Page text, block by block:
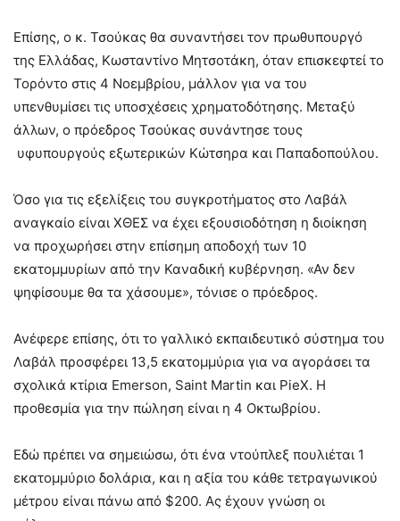
Επίσης, ο κ. Τσούκας θα συναντήσει τον πρωθυπουργό
της Ελλάδας, Κωσταντίνο Μητσοτάκη, όταν επισκεφτεί το
Τορόντο στις 4 Νοεμβρίου, μάλλον για να του
υπενθυμίσει τις υποσχέσεις χρηματοδότησης. Μεταξύ
άλλων, ο πρόεδρος Τσούκας συνάντησε τους
υφυπουργούς εξωτερικών Κώτσηρα και Παπαδοπούλου.
Όσο για τις εξελίξεις του συγκροτήματος στο Λαβάλ
αναγκαίο είναι ΧΘΕΣ να έχει εξουσιοδότηση η διοίκηση
να προχωρήσει στην επίσημη αποδοχή των 10
εκατομμυρίων από την Καναδική κυβέρνηση. «Αν δεν
ψηφίσουμε θα τα χάσουμε», τόνισε ο πρόεδρος.
Ανέφερε επίσης, ότι το γαλλικό εκπαιδευτικό σύστημα του
Λαβάλ προσφέρει 13,5 εκατομμύρια για να αγοράσει τα
σχολικά κτίρια Emerson, Saint Martin και PieX. Η
προθεσμία για την πώληση είναι η 4 Οκτωβρίου.
Εδώ πρέπει να σημειώσω, ότι ένα ντούπλεξ πουλιέται 1
εκατομμύριο δολάρια, και η αξία του κάθε τετραγωνικού
μέτρου είναι πάνω από $200. Ας έχουν γνώση οι